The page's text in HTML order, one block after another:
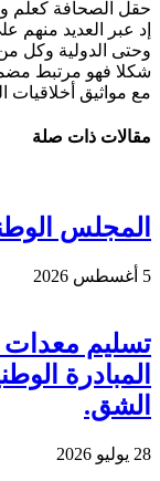
حقل الصحافة كعلم
إد عبر العديد منهم
وحتى الدولية وكل
مع مواثيق أخلاقيات
مقالات ذات صلة
المجلس
5 أغسطس 2026
تسليم معدات
المبادرة
الشق.
28 يوليو 2026